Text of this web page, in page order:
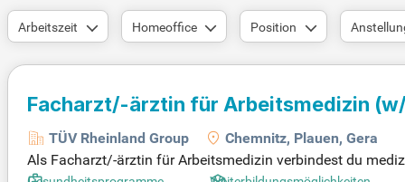
Arbeitszeit Homeoffice Position
Facharzt/-ärztin für Arbeitsmedizin
TÜV Rheinland Group
Chemnitz, Plauen, Gera
Als Facharzt/-ärztin für Arbeitsmedizin verbindest du